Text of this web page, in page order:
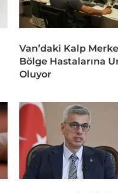
Van’daki Kalp
Bölge Hastalarına
Oluyor